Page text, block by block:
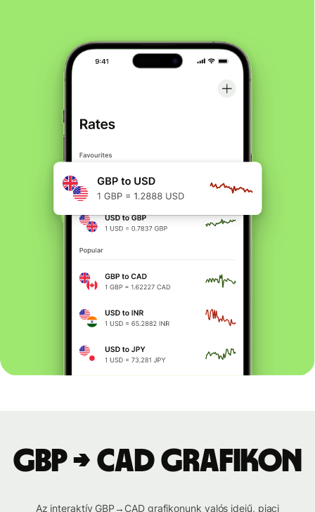
GBP → CAD grafikon
Az interaktív GBP→CAD grafikonunk valós idejű, piaci